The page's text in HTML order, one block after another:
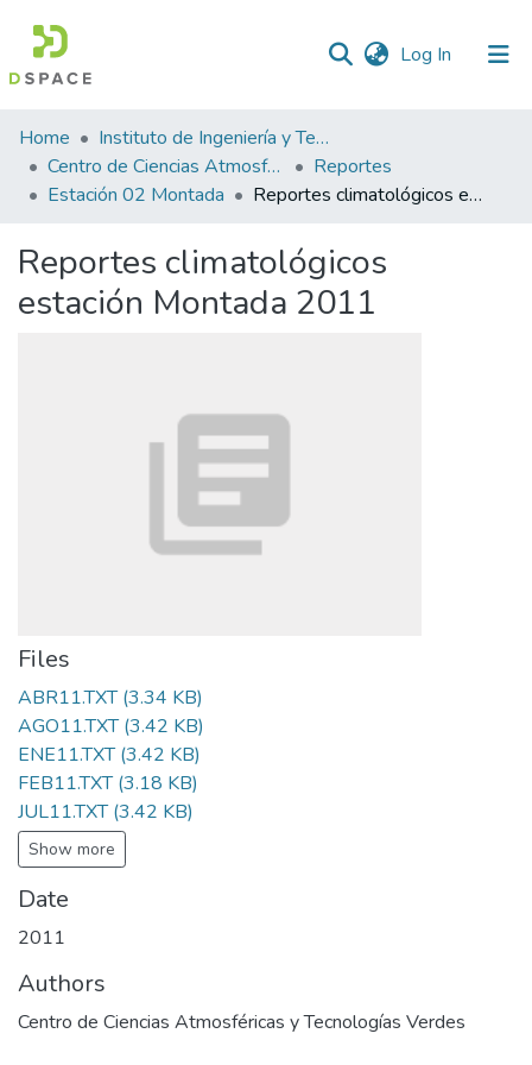
Log In (current)
Statistics
Home
Instituto de Ingeniería y Tecnología
Centro de Ciencias Atmosféricas y Tecnologías Verdes
Reportes
Estación 02 Montada
Reportes climatológicos estación Montada 2011
Reportes climatológicos
estación Montada 2011
Files
ABR11.TXT(3.34 KB)
AGO11.TXT(3.42 KB)
ENE11.TXT(3.42 KB)
FEB11.TXT(3.18 KB)
JUL11.TXT(3.42 KB)
Show more
Date
2011
Authors
Centro de Ciencias Atmosféricas y Tecnologías Verdes